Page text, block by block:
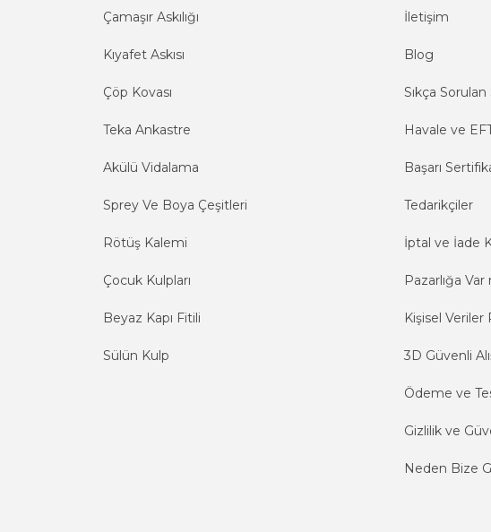
Çamaşır Askılığı
Kıyafet Askısı
Çöp Kovası
Teka Ankastre
Akülü Vidalama
Sprey Ve Boya Çeşitleri
Rötüş Kalemi
Çocuk Kulpları
Beyaz Kapı Fitili
Sülün Kulp
İletişim
Blog
Sıkça
Havale ve
Başarı
Tedarikçiler
İptal ve İade
Pazarlığa Var
Kişisel Veriler
3D Güvenli
Ödeme ve
Gizlilik ve
Neden Bize